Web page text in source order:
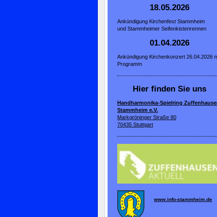
18.05.2026
Ankündigung Kirchenfest Stammheim
und Stammheimer Seifenkistenrennen
01.04.2026
Ankündigung Kirchenkonzert 26.04.2026
Programm
Hier finden Sie uns
Handharmonika-Spielring
Stammheim e.V.
Markgröninger Straße 80
70435 Stuttgart
www.info-stammheim.de